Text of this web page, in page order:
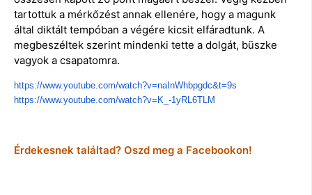
tartottuk a mérkőzést annak ellenére, hogy a magunk
által diktált tempóban a végére kicsit elfáradtunk. A
megbeszéltek szerint mindenki tette a dolgát, büszke
vagyok a csapatomra.
https://www.youtube.com/watch?v=naInWhbpgdc&t=9s
https://www.youtube.com/watch?v=K_-1yRL6TLM
Érdekesnek találtad? Oszd meg a Facebookon!